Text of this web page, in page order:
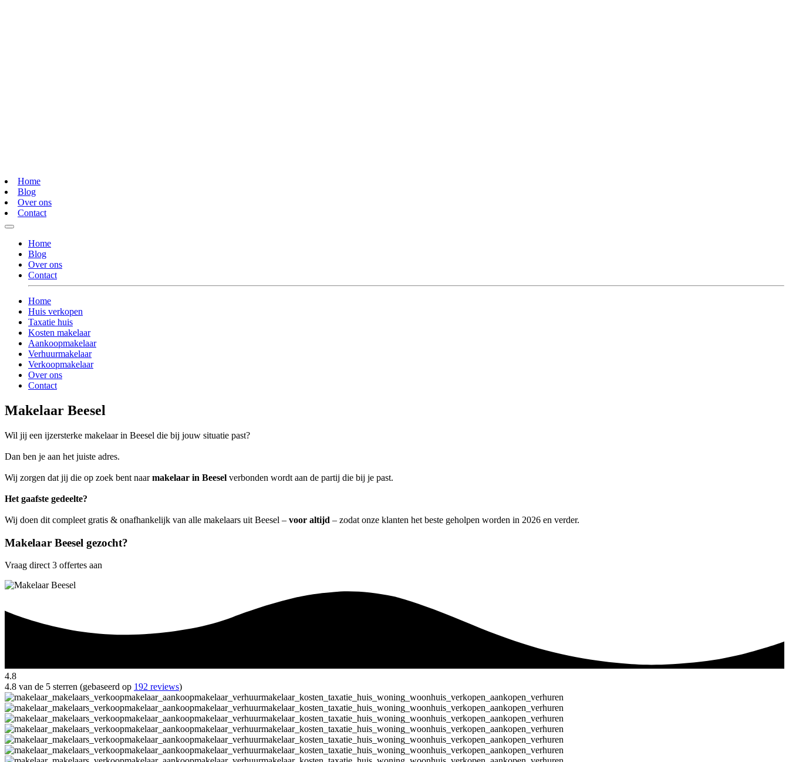
Home
Blog
Over ons
Contact
Home
Blog
Over ons
Contact
Home
Huis verkopen
Taxatie huis
Kosten makelaar
Aankoopmakelaar
Verhuurmakelaar
Verkoopmakelaar
Over ons
Contact
Makelaar Beesel
Wil jij een ijzersterke makelaar in Beesel die bij jouw situatie past?
Dan ben je aan het juiste adres.
Wij zorgen dat jij die op zoek bent naarmakelaar in Beesel verbonden wordt aan de partij die bij je past.
Het gaafste gedeelte?
Wij doen dit compleet gratis & onafhankelijk van alle makelaars uit Beesel – voor altijd – zodat onze klanten het beste geholpen worden in 2026 en verder.
Makelaar Beesel gezocht?
Vraag direct 3 offertes aan
4.8
4.8 van de 5 sterren (gebaseerd op 192 reviews)